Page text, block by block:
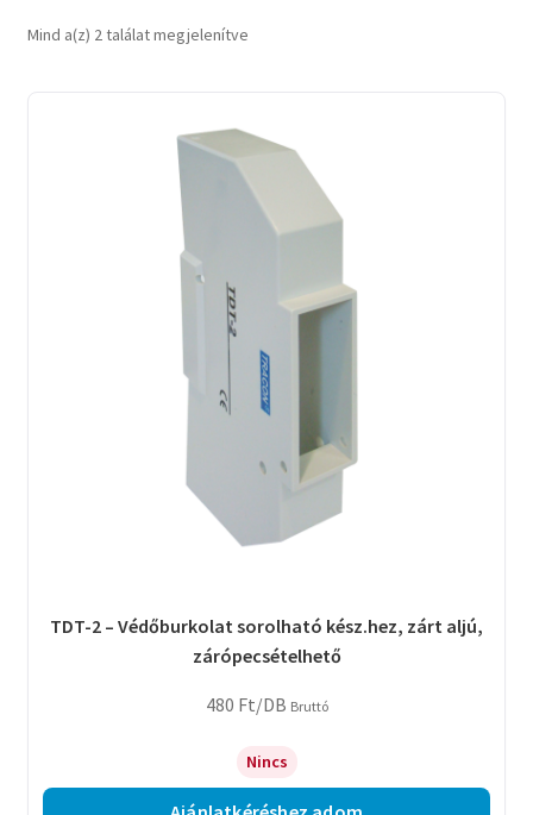
Mind a(z) 2 találat megjelenítveSorted
TDT-2 – Védőburkolat sorolható kész.hez, zárt aljú,
zárópecsételhető
480 Ft/DB Bruttó
Nincs